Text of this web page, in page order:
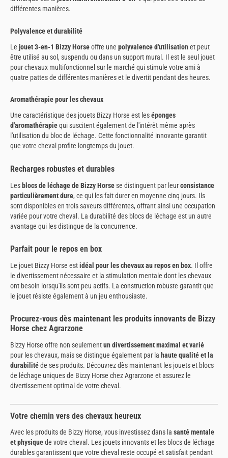
différentes manières.
Polyvalence et durabilité
Le jouet 3-en-1 Bizzy Horseoffre une polyvalence d'utilisationet peut
être utilisé au sol, suspendu ou dans un support mural. Il est le seul jouet
pour chevaux multifonctionnel sur le marché qui stimule votre ami à
quatre pattes de différentes manières et le divertit pendant des heures.
Aromathérapie pour les chevaux
Une caractéristique des jouets Bizzy Horse est leséponges
d'aromathérapiequi suscitent également de l'intérêt même après
l'utilisation du bloc de léchage. Cette fonctionnalité innovante garantit
que votre cheval profite longtemps du jouet.
Recharges robustes et durables
Lesblocs de léchage de Bizzy Horsese distinguent par leurconsistance
particulièrement dure, ce qui les fait durer en moyenne cinq jours. Ils
sont disponibles en trois saveurs différentes, offrant ainsi une occupation
variée pour votre cheval. La durabilité des blocs de léchage est un autre
avantage qui les distingue de la concurrence.
Parfait pour le repos en box
Le jouet Bizzy Horse estidéal pour les chevaux au repos en box. Il offre
le divertissement nécessaire et la stimulation mentale dont les chevaux
ont besoin lorsqu'ils sont peu actifs. La construction robuste garantit que
le jouet résiste également à un jeu enthousiaste.
Procurez-vous dès maintenant les produits innovants de Bizzy
Horse chez Agrarzone
Bizzy Horse offre non seulementun divertissement maximal et varié
pour les chevaux, mais se distingue également par la haute qualité et la
durabilitéde ses produits. Découvrez dès maintenant les jouets et blocs
de léchage uniques de Bizzy Horse chez Agrarzone et assurez le
divertissement optimal de votre cheval.
Votre chemin vers des chevaux heureux
Avec les produits de Bizzy Horse, vous investissez dans la santé mentale
et physiquede votre cheval. Les jouets innovants et les blocs de léchage
durables garantissent que votre cheval reste occupé et satisfait pendant